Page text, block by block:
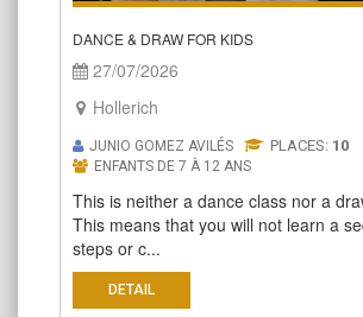
DANCE & DRAW FOR KIDS
27/07/2026
Hollerich
JUNIO GOMEZ AVILÉS PLACES: 10
ENFANTS DE 7 À 12 ANS
This is neither a dance class nor a
This means that you will not learn a
steps or c...
DETAIL